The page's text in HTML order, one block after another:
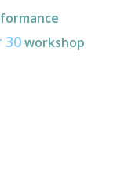
30workshop